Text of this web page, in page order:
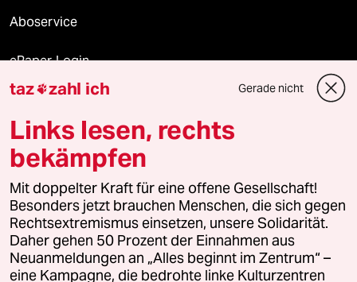
Aboservice
ePaper Login
Downloads für Abonnierende
© 2026 taz Verlags und Vertriebs GmbH
Alle Rechte vorbehalten. Bei rechtlichen Fragen oder für Genehmigungen
wenden Sie sich bitte an
lizenzen@taz.de
Feedback Redaktionsstatut Kommune-Richtlinien
taz zahl ich Gerade nicht
Links lesen, rechts
bekämpfen
Mit doppelter Kraft für eine offene Gesellschaft!
Besonders jetzt brauchen Menschen, die sich gegen
Rechtsextremismus einsetzen, unsere Solidarität.
Daher gehen 50 Prozent der Einnahmen aus
Neuanmeldungen an „Alles beginnt im Zentrum“ –
eine Kampagne, die bedrohte linke Kulturzentren